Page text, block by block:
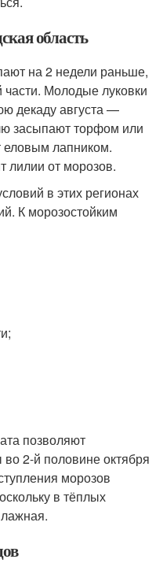
область
на 2 недели раньше,
Молодые луковки
декаду августа —
засыпают торфом или
еловым лапником.
лилии от морозов.
в этих регионах
К морозостойким
позволяют
2-й половине октября
морозов
в тёплых